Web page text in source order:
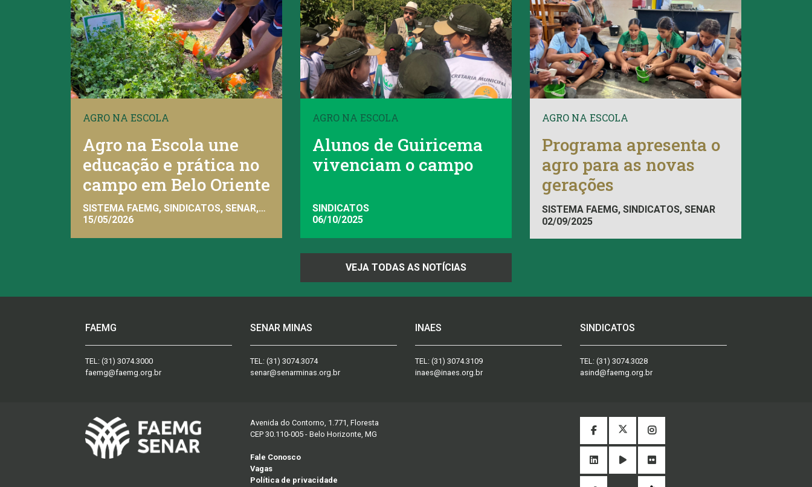
AGRO NA ESCOLA
Agro na Escola une
educação e prática no
campo em Belo Oriente
SISTEMA FAEMG, SINDICATOS, SENAR,
INAES, FAEMG
15/05/2026
AGRO NA ESCOLA
Alunos de Guiricema
vivenciam o campo
SINDICATOS
06/10/2025
AGRO NA ESCOLA
Programa apresenta o
agro para as novas
gerações
SISTEMA FAEMG, SINDICATOS, SENAR
02/09/2025
VEJA TODAS AS NOTÍCIAS
FAEMG
TEL: (31) 3074.3000
faemg@faemg.org.br
SENAR MINAS
TEL: (31) 3074.3074
senar@senarminas.org.br
INAES
TEL: (31) 3074.3109
inaes@inaes.org.br
SINDICATOS
TEL: (31) 3074.3028
asind@faemg.org.br
Avenida do Contorno, 1.771, Floresta
CEP 30.110-005 - Belo Horizonte, MG
Fale Conosco
Vagas
Política de privacidade